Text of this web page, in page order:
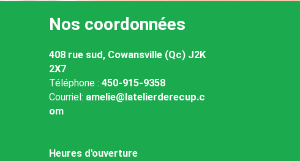
Nos coordonnées
408 rue sud, Cowansville (Qc) J2K
2X7
Téléphone : 450-915-9358
Courriel: amelie@latelierderecup.c
om
Heures d'ouverture